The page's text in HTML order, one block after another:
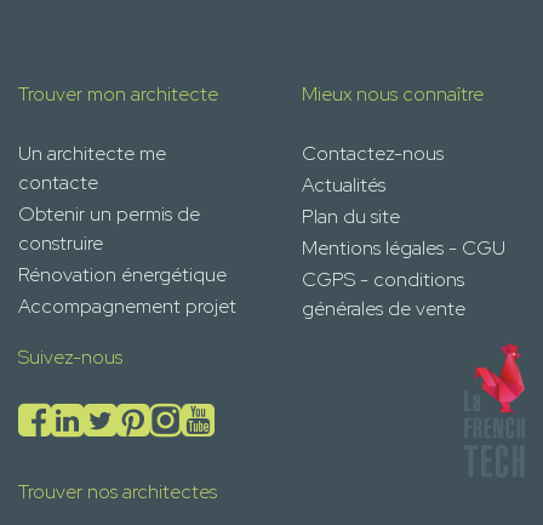
Trouver mon architecte
Un architecte me
contacte
Obtenir un permis de
construire
Rénovation énergétique
Accompagnement projet
Mieux nous connaître
Contactez-nous
Actualités
Plan du site
Mentions légales - CGU
CGPS - conditions
générales de vente
Suivez-nous
Trouver nos architectes